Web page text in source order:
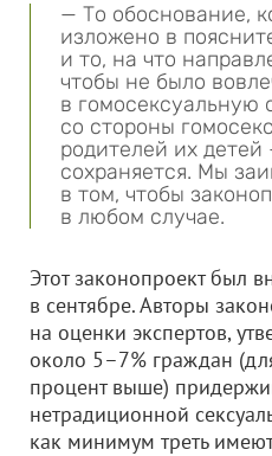
— То обоснование,
изложено в
и то, на что
чтобы не было
в гомосексуальную
со стороны
родителей их
сохраняется. Мы
в том, чтобы
в любом случае.
Этот законопроект был
в сентябре.Авторы
на оценки экспертов,
около 5–7% граждан
процент выше)
нетрадиционной
как минимум треть